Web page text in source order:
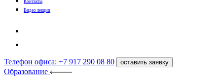
Контакты
Видео лекции
Телефон офиса: +7 917 290 08 80 оставить заявку
Образование